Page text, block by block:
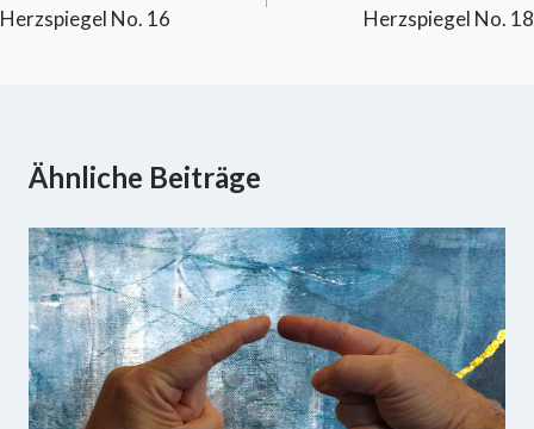
Herzspiegel No. 16
Herzspiegel No. 18
Ähnliche Beiträge